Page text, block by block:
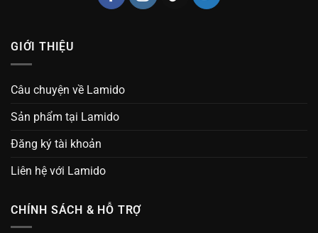
GIỚI THIỆU
Câu chuyện về Lamido
Sản phẩm tại Lamido
Đăng ký tài khoản
Liên hệ với Lamido
CHÍNH SÁCH & HỖ TRỢ